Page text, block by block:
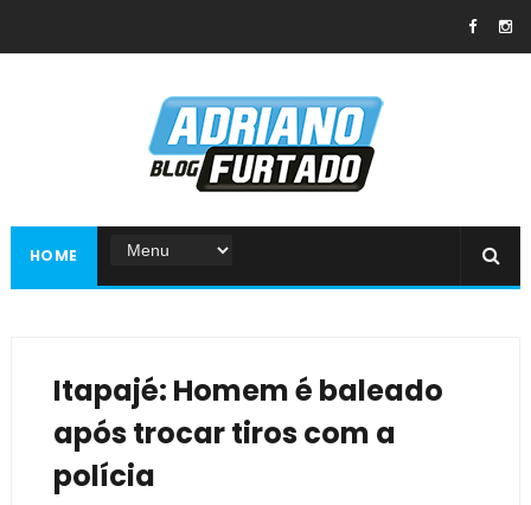
HOME
Itapajé: Homem é baleado
após trocar tiros com a
polícia